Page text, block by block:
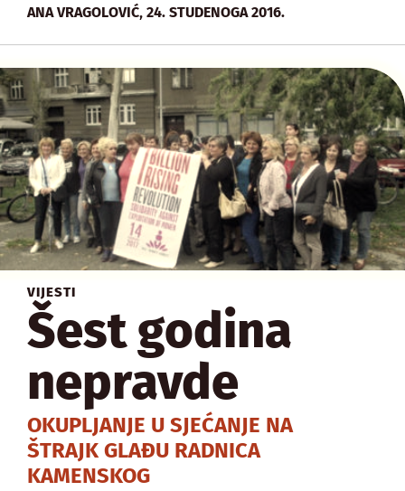
ANA VRAGOLOVIĆ, 24. STUDENOGA 2016.
VIJESTI
Šest godina
nepravde
OKUPLJANJE U SJEĆANJE NA
ŠTRAJK GLAĐU RADNICA
KAMENSKOG